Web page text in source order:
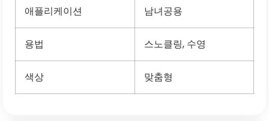
애플리케이션 남녀공용
용법 스노클링, 수영
색상 맞춤형